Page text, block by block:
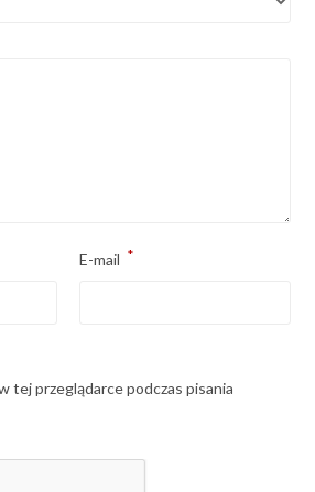
E-mail *
tej przeglądarce podczas pisania